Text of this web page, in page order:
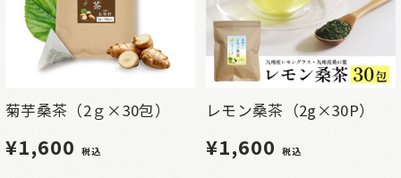
菊芋桑茶（2ｇ×30包）
¥1,600 税込
レモン桑茶（2g×30P）
¥1,600 税込